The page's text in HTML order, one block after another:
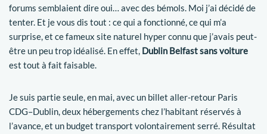
forums semblaient dire oui… avec des bémols. Moi j’ai décidé de
tenter. Et je vous dis tout : ce qui a fonctionné, ce qui m’a
surprise, et ce fameux site naturel hyper connu que j’avais peut-
être un peu trop idéalisé. En effet, Dublin Belfast sans voiture
est tout à fait faisable.
Je suis partie seule, en mai, avec un billet aller-retour Paris
CDG–Dublin, deux hébergements chez l’habitant réservés à
l’avance, et un budget transport volontairement serré. Résultat